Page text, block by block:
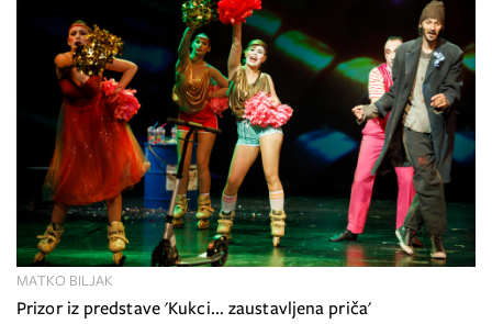
Prizor iz predstave 'Kukci... zaustavljena priča'
MATKO BILJAK